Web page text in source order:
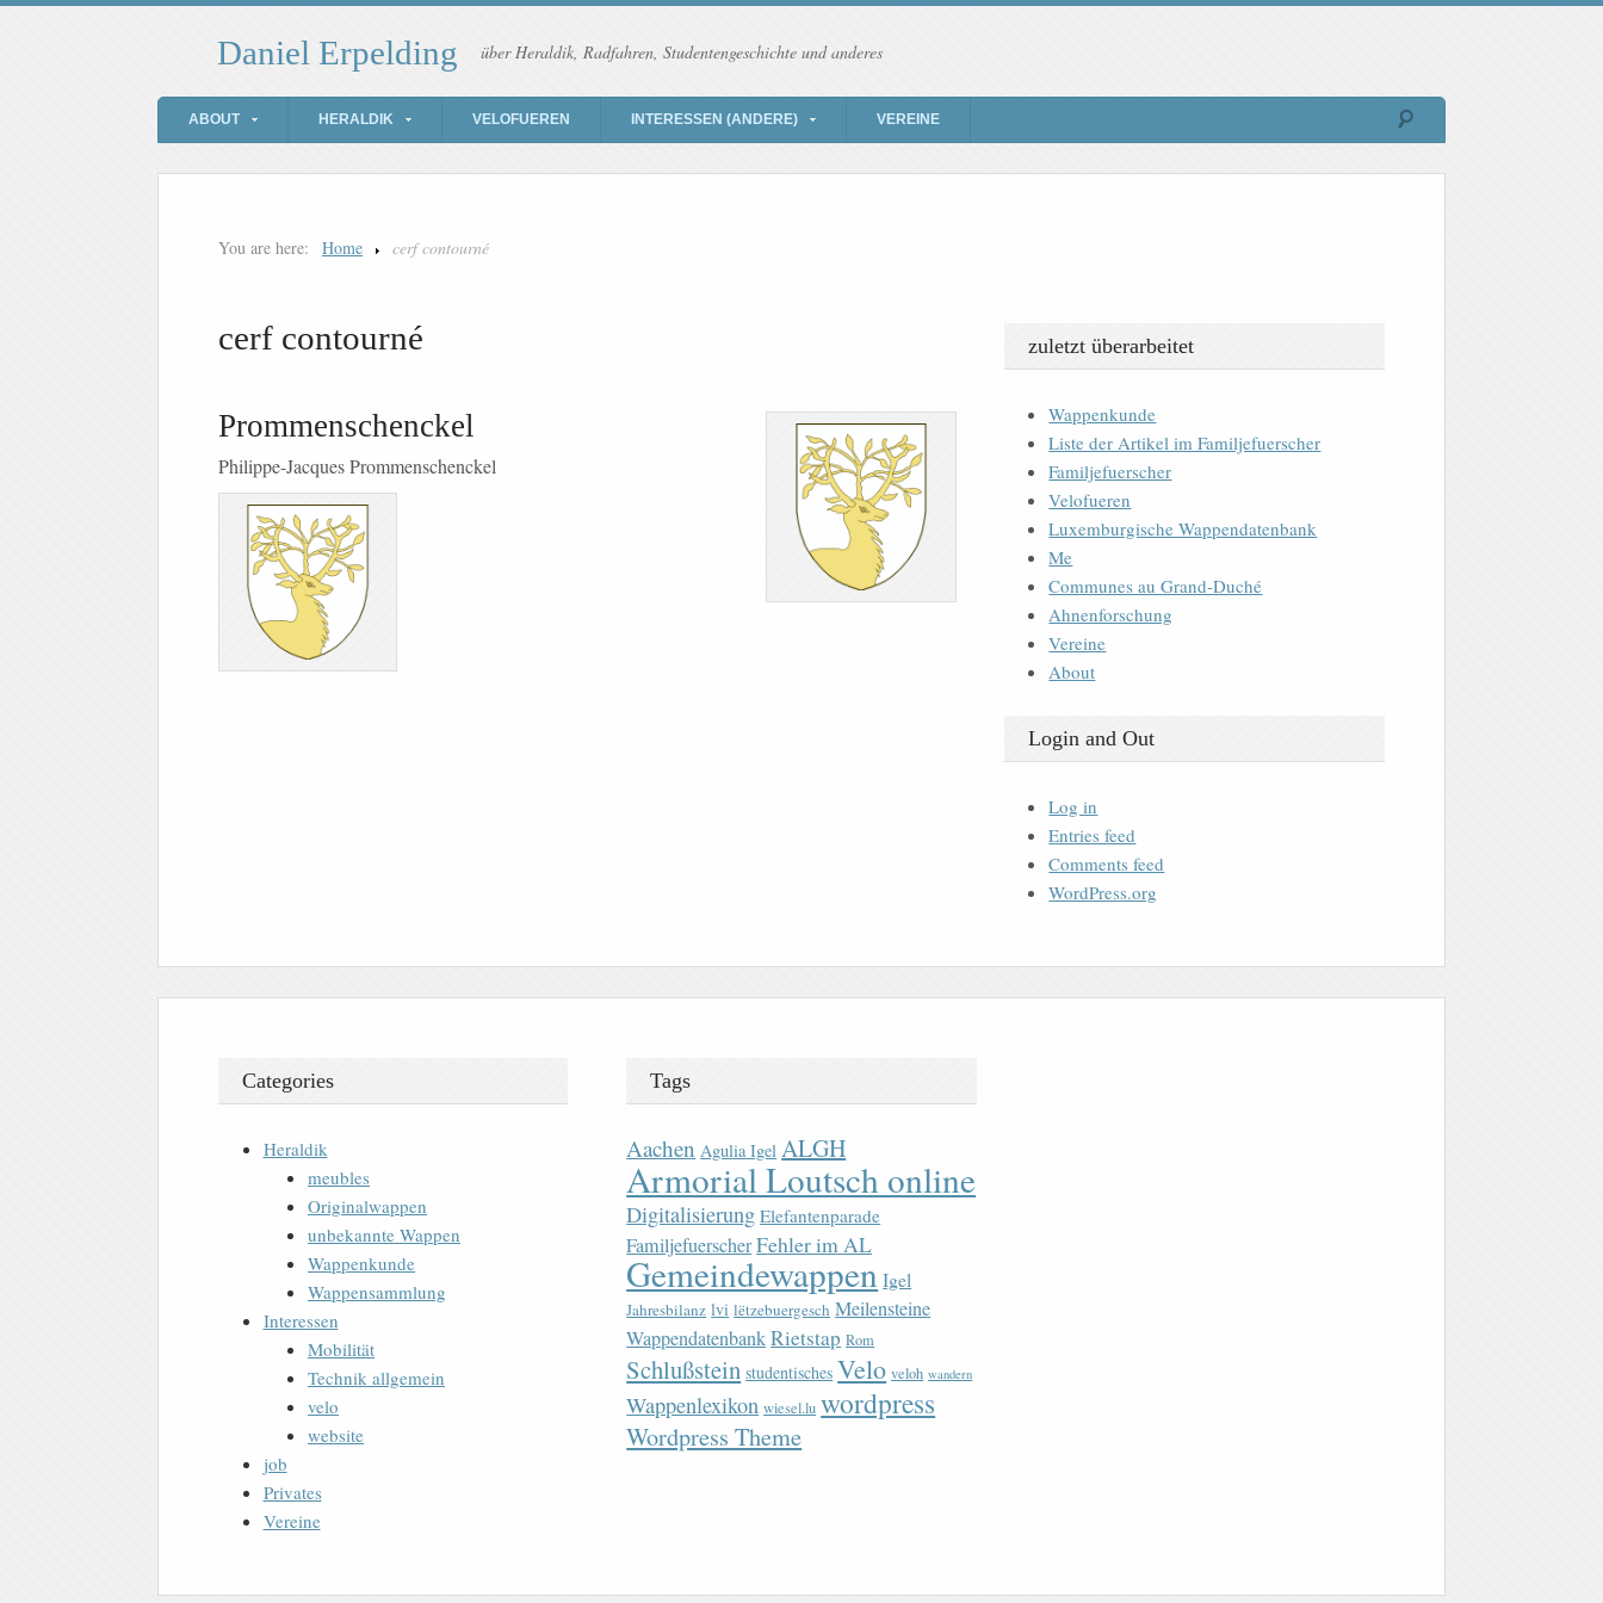
Daniel Erpelding über Heraldik, Radfahren, Studentengeschichte und anderes
ABOUT HERALDIK VELOFUEREN INTERESSEN (ANDERE) VEREINE
You are here: Home cerf contourné
cerf contourné
Prommenschenckel
Philippe-Jacques Prommenschenckel
zuletzt überarbeitet
Wappenkunde
Liste der Artikel im Familjefuerscher
Familjefuerscher
Velofueren
Luxemburgische Wappendatenbank
Me
Communes au Grand-Duché
Ahnenforschung
Vereine
About
Login and Out
Log in
Entries feed
Comments feed
WordPress.org
Categories
Heraldik
meubles
Originalwappen
unbekannte Wappen
Wappenkunde
Wappensammlung
Interessen
Mobilität
Technik allgemein
velo
website
job
Privates
Vereine
Tags
Aachen Agulia Igel ALGH
Armorial Loutsch online
Digitalisierung Elefantenparade
FamiljefuerscherFehler im AL
Gemeindewappen Igel
Jahresbilanz lvi lëtzebuergesch Meilensteine
WappendatenbankRietstap Rom
Schlußstein studentisches Velo veloh wandern
Wappenlexikon wiesel.lu wordpress
Wordpress Theme